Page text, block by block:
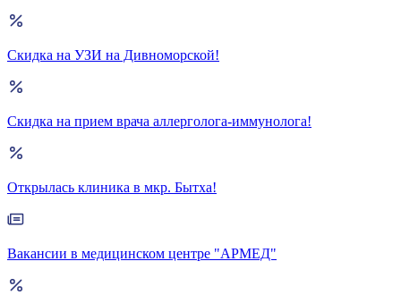
Скидка на УЗИ на Дивноморской!
Скидка на прием врача аллерголога-иммунолога!
Открылась клиника в мкр. Бытха!
Вакансии в медицинском центре "АРМЕД"